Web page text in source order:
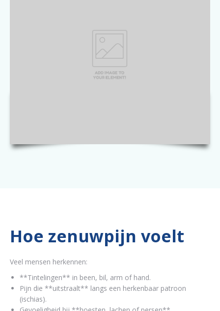
Hoe zenuwpijn voelt
Veel mensen herkennen:
**Tintelingen** in been, bil, arm of hand.
Pijn die **uitstraalt** langs een herkenbaar patroon
(ischias).